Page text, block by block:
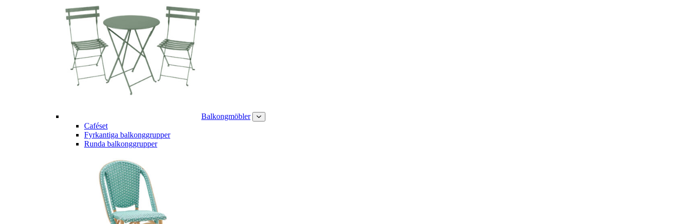
Balkongmöbler
Caféset
Fyrkantiga balkonggrupper
Runda balkonggrupper